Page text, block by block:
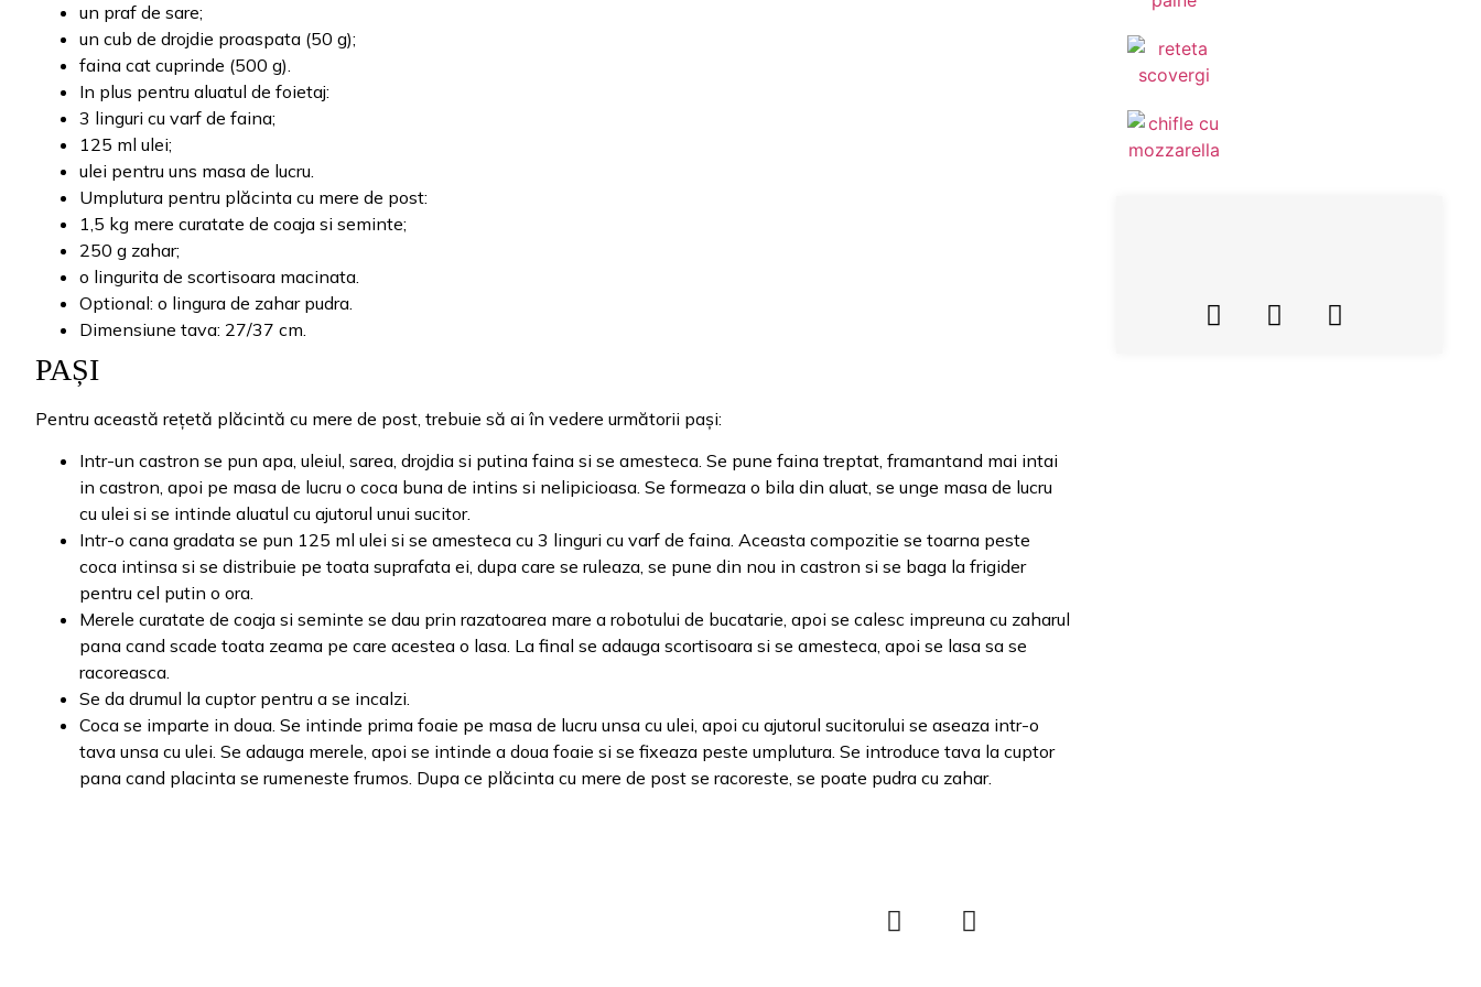
un praf de sare;
un cub de drojdie proaspata (50 g);
faina cat cuprinde (500 g).
In plus pentru aluatul de foietaj:
3 linguri cu varf de faina;
125 ml ulei;
ulei pentru uns masa de lucru.
Umplutura pentru plăcinta cu mere de post:
1,5 kg mere curatate de coaja si seminte;
250 g zahar;
o lingurita de scortisoara macinata.
Optional: o lingura de zahar pudra.
Dimensiune tava: 27/37 cm.
PAȘI
Pentru această rețetă plăcintă cu mere de post, trebuie să ai în vedere următorii pași:
Intr-un castron se pun apa, uleiul, sarea, drojdia si putina faina si se amesteca. Se pune faina treptat, framantand mai intai
in castron, apoi pe masa de lucru o coca buna de intins si nelipicioasa. Se formeaza o bila din aluat, se unge masa de lucru
cu ulei si se intinde aluatul cu ajutorul unui sucitor.
Intr-o cana gradata se pun 125 ml ulei si se amesteca cu 3 linguri cu varf de faina. Aceasta compozitie se toarna peste
coca intinsa si se distribuie pe toata suprafata ei, dupa care se ruleaza, se pune din nou in castron si se baga la frigider
pentru cel putin o ora.
Merele curatate de coaja si seminte se dau prin razatoarea mare a robotului de bucatarie, apoi se calesc impreuna cu zaharul
pana cand scade toata zeama pe care acestea o lasa. La final se adauga scortisoara si se amesteca, apoi se lasa sa se
racoreasca.
Se da drumul la cuptor pentru a se incalzi.
Coca se imparte in doua. Se intinde prima foaie pe masa de lucru unsa cu ulei, apoi cu ajutorul sucitorului se aseaza intr-o
tava unsa cu ulei. Se adauga merele, apoi se intinde a doua foaie si se fixeaza peste umplutura. Se introduce tava la cuptor
pana cand placinta se rumeneste frumos. Dupa ce plăcinta cu mere de post se racoreste, se poate pudra cu zahar.